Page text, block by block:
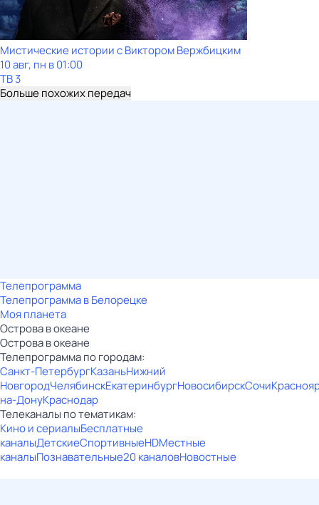
Мистические истории с Виктором Вержбицким
10 авг, пн в 01:00
ТВ 3
Больше похожих передач
Телепрограмма
Телепрограмма в Белорецке
Моя планета
Острова в океане
Острова в океане
Телепрограмма по городам:
Санкт-ПетербургКазаньНижний
НовгородЧелябинскЕкатеринбургНовосибирскСочи
на-ДонуКраснодар
Телеканалы по тематикам:
Кино и сериалыБесплатные
каналыДетскиеСпортивныеHDМестные
каналыПознавательные20 каналовНовостные